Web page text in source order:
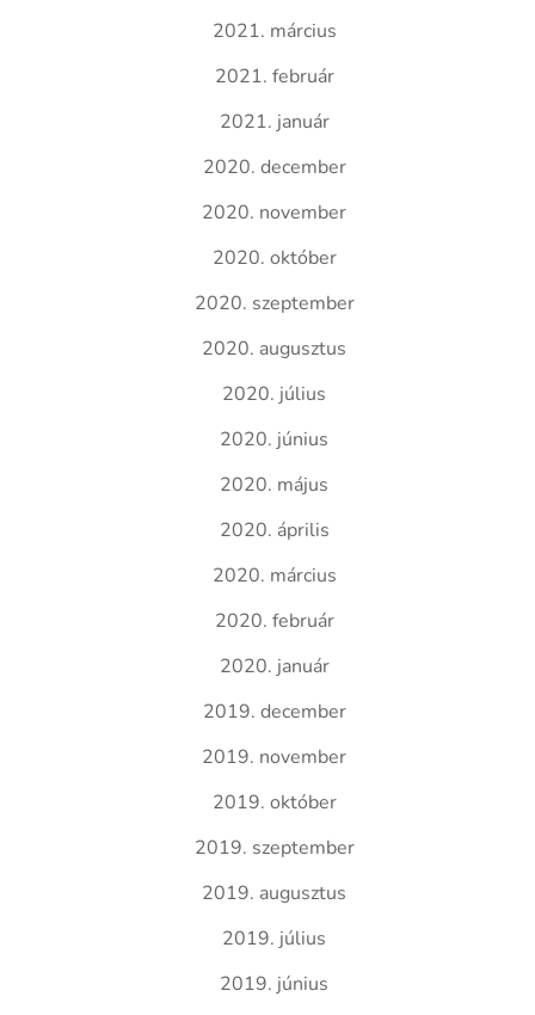
2021. március
2021. február
2021. január
2020. december
2020. november
2020. október
2020. szeptember
2020. augusztus
2020. július
2020. június
2020. május
2020. április
2020. március
2020. február
2020. január
2019. december
2019. november
2019. október
2019. szeptember
2019. augusztus
2019. július
2019. június